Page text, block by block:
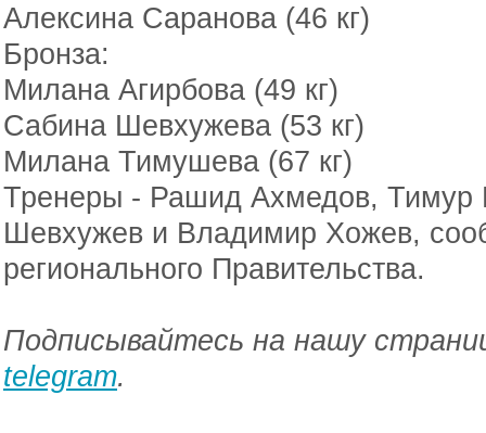
Алексина Саранова (46 кг)
Бронза:
Милана Агирбова (49 кг)
Сабина Шевхужева (53 кг)
Милана Тимушева (67 кг)
Тренеры - Рашид Ахмедов, Тимур
Шевхужев и Владимир Хожев,
регионального Правительства.
Подписывайтесь на нашу
telegram.